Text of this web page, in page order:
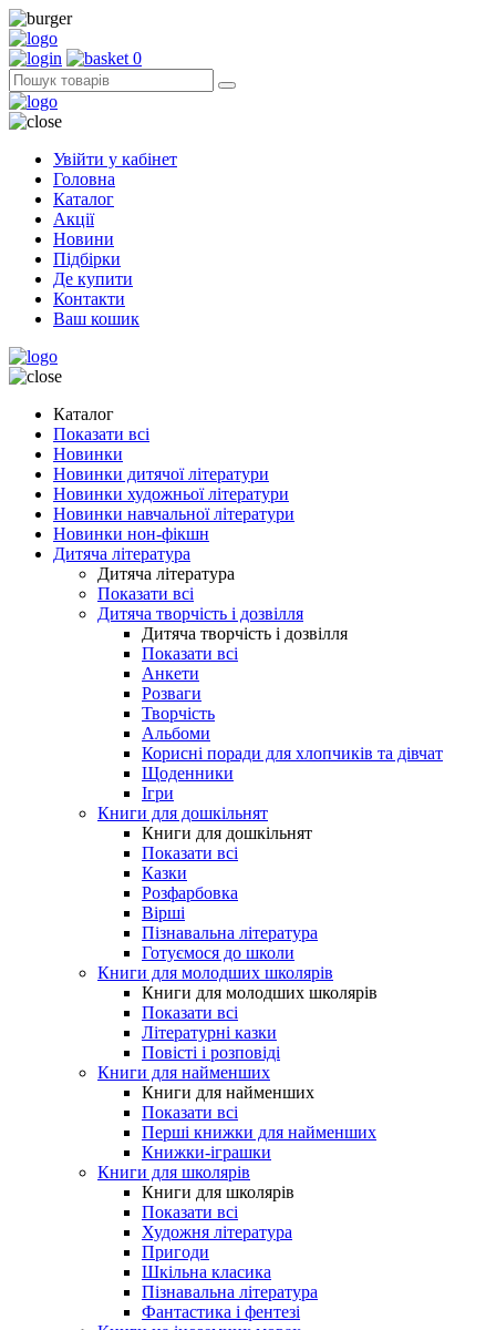
0
Увійти у кабінет
Головна
Каталог
Акції
Новини
Підбірки
Де купити
Контакти
Ваш кошик
Каталог
Показати всі
Новинки
Новинки дитячої літератури
Новинки художньої літератури
Новинки навчальної літератури
Новинки нон-фікшн
Дитяча література
Дитяча література
Показати всі
Дитяча творчість і дозвілля
Дитяча творчість і дозвілля
Показати всі
Анкети
Розваги
Творчість
Альбоми
Корисні поради для хлопчиків та дівчат
Щоденники
Ігри
Книги для дошкільнят
Книги для дошкільнят
Показати всі
Казки
Розфарбовка
Вірші
Пізнавальна література
Готуємося до школи
Книги для молодших школярів
Книги для молодших школярів
Показати всі
Літературні казки
Повісті і розповіді
Книги для найменших
Книги для найменших
Показати всі
Перші книжки для найменших
Книжки-іграшки
Книги для школярів
Книги для школярів
Показати всі
Художня література
Пригоди
Шкільна класика
Пізнавальна література
Фантастика і фентезі